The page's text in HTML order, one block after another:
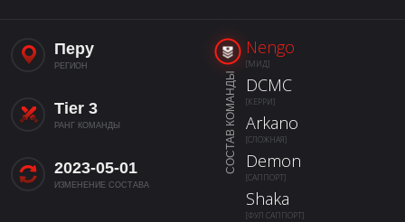
Перу
РЕГИОН
Tier 3
РАНГ КОМАНДЫ
2023-05-01
ИЗМЕНЕНИЕ СОСТАВА
СОСТАВ КОМАНДЫ
Nengo
[МИД]
DCMC
[КЕРРИ]
Arkano
[СЛОЖНАЯ]
Demon
[САППОРТ]
Shaka
[ФУЛ САППОРТ]